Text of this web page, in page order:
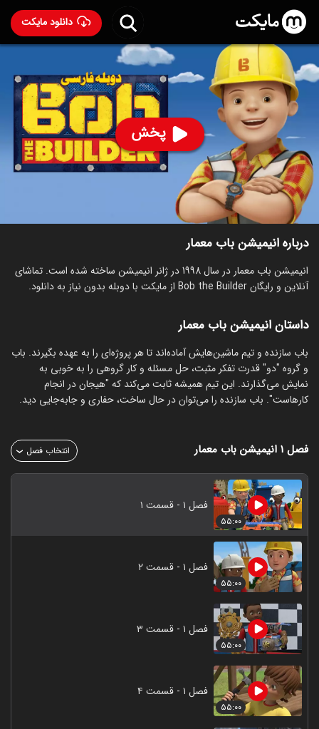
دانلود مایکت
پخش
انیمیشن باب معمار با دوبله فارسی- Bob the Builder 1998
۹۱۳ 74% ۵.۶
ساخت بریتانیا سال 1998
رده سنی ۳+
سریال
انیمیشن کمدی خانوادگی
توضیحات قسمت‌ها
درباره انیمیشن باب معمار
انیمیشن باب معمار در سال 1998 در ژانر انیمیشن ساخته شده است. تماشای
آنلاین و رایگان Bob the Builder از مایکت با دوبله بدون نیاز به دانلود.
داستان انیمیشن باب معمار
باب سازنده و تیم ماشین‌هایش آماده‌اند تا هر پروژه‌ای را به عهده بگیرند. باب
و گروه "دو" قدرت تفکر مثبت، حل مسئله و کار گروهی را به خوبی به
نمایش می‌گذارند. این تیم همیشه ثابت می‌کند که "هیجان در انجام
کارهاست". باب سازنده را می‌توان در حال ساخت، حفاری و جابه‌جایی دید.
فصل ۱ انیمیشن باب معمار انتخاب فصل
۵۵:۰۰
فصل ۱ - قسمت ۱
۵۵:۰۰
فصل ۱ - قسمت ۲
۵۵:۰۰
فصل ۱ - قسمت ۳
۵۵:۰۰
فصل ۱ - قسمت ۴